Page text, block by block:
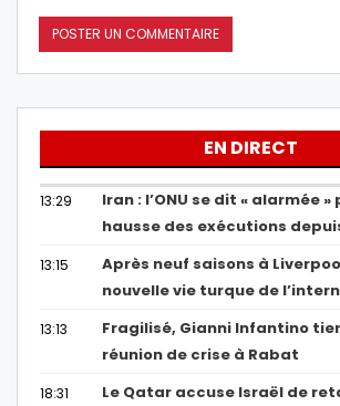
EN DIRECT
13:29
Iran : l’ONU se dit « alarmée »
hausse des exécutions
13:15
Après neuf saisons à
nouvelle vie turque de
13:13
Fragilisé, Gianni Infantino
réunion de crise à Rabat
18:31
Le Qatar accuse Israël de